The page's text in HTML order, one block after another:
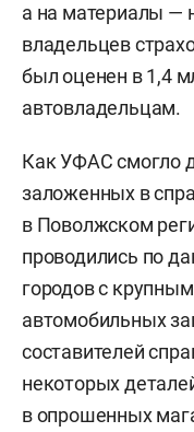
а на материалы —
владельцев
был оценен в 1,4
автовладельцам.
Как УФАС смогло
заложенных в
в Поволжском
проводились по
городов с
автомобильных
составителей
некоторых
в опрошенных